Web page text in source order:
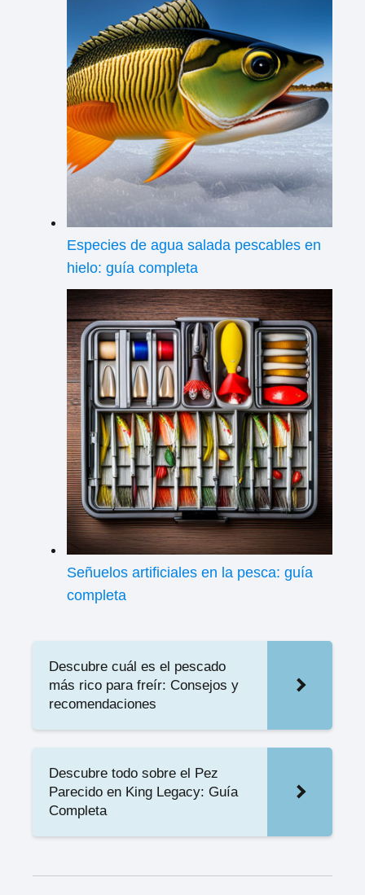
Especies de agua salada pescables en
hielo: guía completa
Señuelos artificiales en la pesca: guía
completa
Descubre cuál es el pescado
más rico para freír: Consejos y
recomendaciones
Descubre todo sobre el Pez
Parecido en King Legacy: Guía
Completa